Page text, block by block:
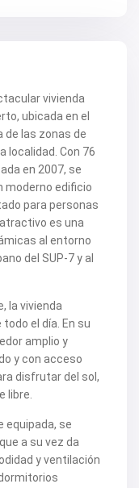
vivienda
ubicada en el
de las zonas de
localidad. Con 76
en 2007, se
moderno edificio
para personas
es una
al entorno
del SUP-7 y al
la vivienda
el día. En su
amplio y
y con acceso
disfrutar del sol,
libre.
equipada, se
a su vez da
y ventilación